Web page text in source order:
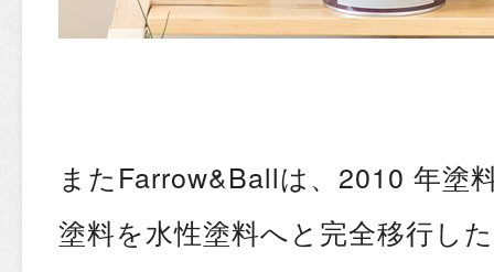
またFarrow&Ballは、2010 年塗
塗料を水性塗料へと完全移行し